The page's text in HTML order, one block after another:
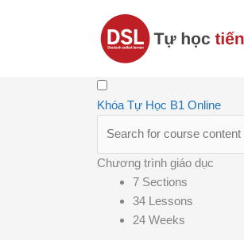
Khóa Tự Học B1 Online
Chương trình giáo dục
7 Sections
34 Lessons
24 Weeks